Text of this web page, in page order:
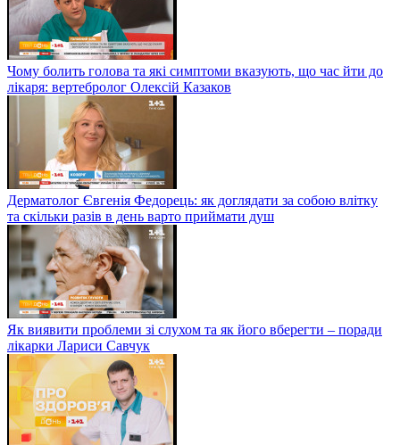
Чому болить голова та які симптоми вказують, що час йти до
лікаря: вертебролог Олексій Казаков
Дерматолог Євгенія Федорець: як доглядати за собою влітку
та скільки разів в день варто приймати душ
Як виявити проблеми зі слухом та як його вберегти – поради
лікарки Лариси Савчук